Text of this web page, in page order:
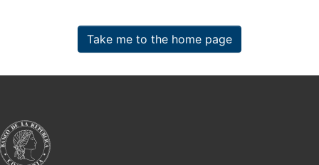
Take me to the home page